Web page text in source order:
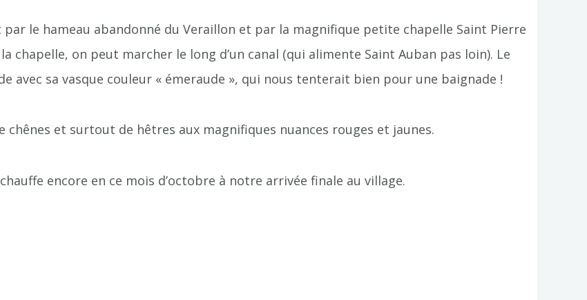
le hameau abandonné du Veraillon et par la magnifique petite chapelle Saint Pierre
chapelle, on peut marcher le long d’un canal (qui alimente Saint Auban pas loin). Le
avec sa vasque couleur « émeraude », qui nous tenterait bien pour une baignade !
et surtout de hêtres aux magnifiques nuances rouges et jaunes.
encore en ce mois d’octobre à notre arrivée finale au village.